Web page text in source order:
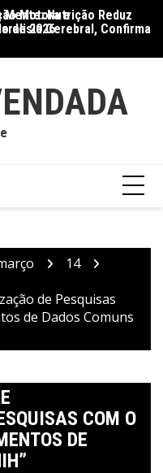
Mente: Nutrição Reduz
de 2026
Motora e
Cerebral, Confirma
14
de Pesquisas
de Dados Comuns
COM O
DE